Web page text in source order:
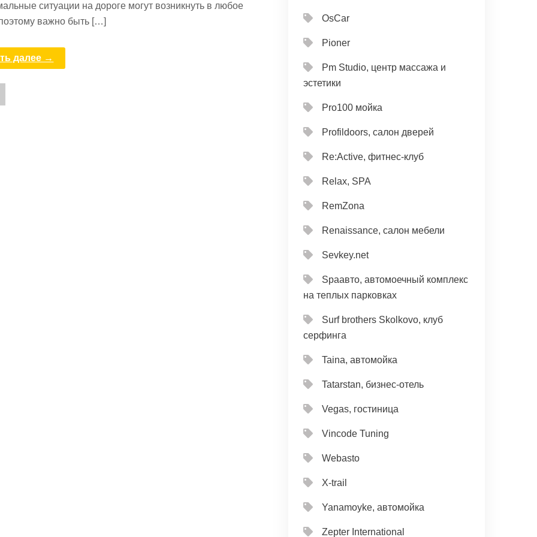
ситуации на дороге могут возникнуть в любое
важно быть […]
далее →
OsCar
Pioner
Pm Studio, центр массажа и
эстетики
Pro100 мойка
Profildoors, салон дверей
Re:Active, фитнес-клуб
Relax, SPA
RemZona
Renaissance, салон мебели
Sevkey.net
Spaавто, автомоечный комплекс
на теплых парковках
Surf brothers Skolkovo, клуб
серфинга
Taina, автомойка
Tatarstan, бизнес-отель
Vegas, гостиница
Vincode Tuning
Webasto
X-trail
Yanamoyke, автомойка
Zepter International